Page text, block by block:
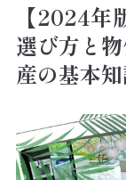
【2024年
選び方と
産の基本